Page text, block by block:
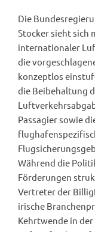
Die
Stocker sieht sich
internationaler
die
konzeptlos
die Beibehaltung
Passagier sowie
Während die
Förderungen
Vertreter der
irische
Kehrtwende in